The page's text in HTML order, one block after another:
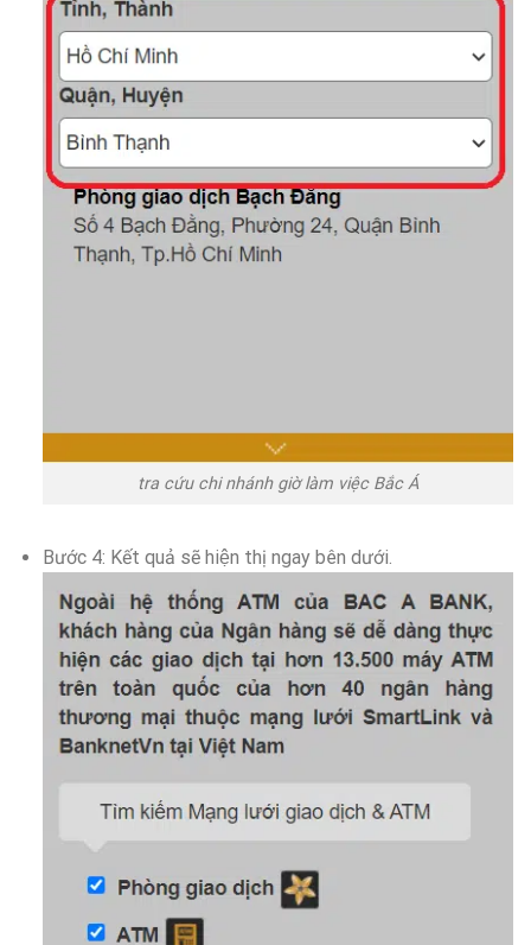
tra cứu chi nhánh giờ làm việc Bắc Á
Bước 4: Kết quả sẽ hiện thị ngay bên dưới.